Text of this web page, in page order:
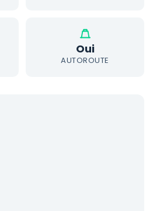
Oui
AUTOROUTE